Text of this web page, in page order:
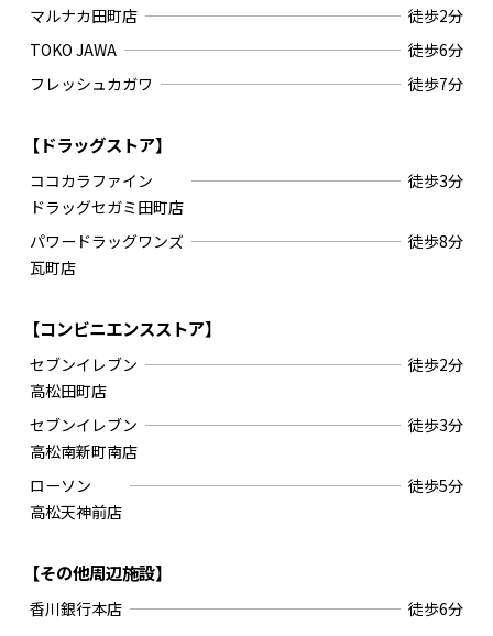
マルナカ田町店
徒歩2分
TOKO JAWA
徒歩6分
フレッシュカガワ
徒歩7分
【ドラッグストア】
ココカラファイン
ドラッグセガミ田町店
徒歩3分
パワードラッグワンズ
瓦町店
徒歩8分
【コンビニエンスストア】
セブンイレブン
高松田町店
徒歩2分
セブンイレブン
高松南新町南店
徒歩3分
ローソン
高松天神前店
徒歩5分
【その他周辺施設】
香川銀行本店
徒歩6分